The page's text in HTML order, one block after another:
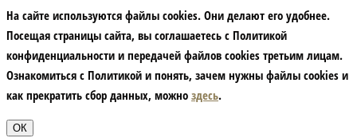
На сайте используются файлы cookies. Они делают его удобнее.
Посещая страницы сайта, вы соглашаетесь с Политикой
конфиденциальности и передачей файлов cookies третьим лицам.
Ознакомиться с Политикой и понять, зачем нужны файлы сookies и
как прекратить сбор данных, можно здесь.
ОК